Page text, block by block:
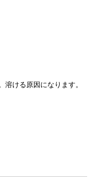
ける原因になります。